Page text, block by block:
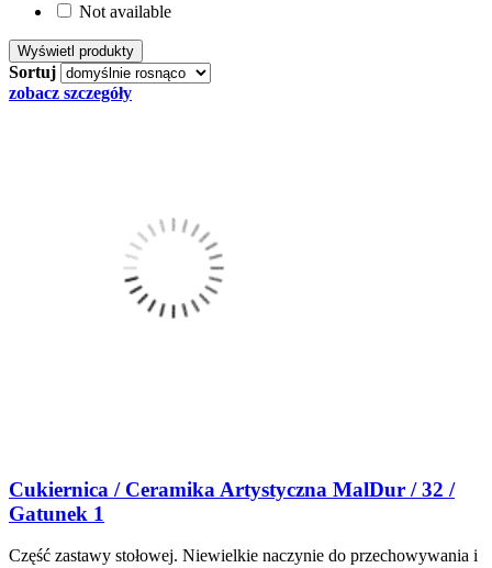
Not available
Sortuj
zobacz szczegóły
Cukiernica / Ceramika Artystyczna MalDur / 32 /
Gatunek 1
Część zastawy stołowej. Niewielkie naczynie do przechowywania i